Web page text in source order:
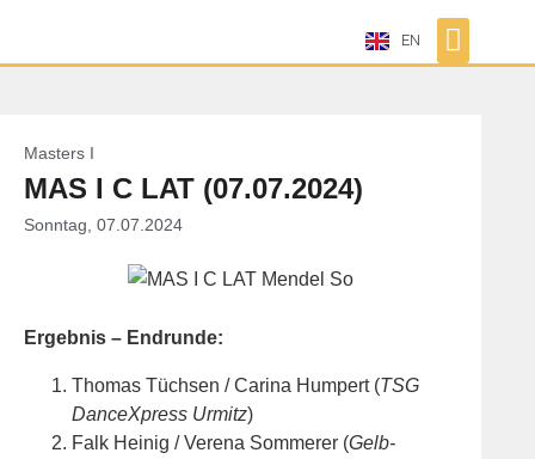
EN
Masters I
MAS I C LAT (07.07.2024)
Sonntag, 07.07.2024
Ergebnis – Endrunde:
Thomas Tüchsen / Carina Humpert (TSG
DanceXpress Urmitz)
Falk Heinig / Verena Sommerer (Gelb-